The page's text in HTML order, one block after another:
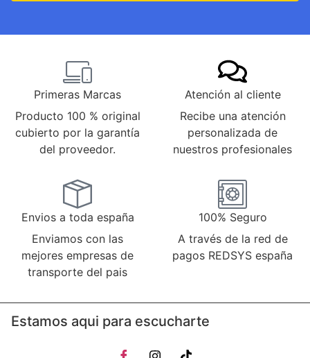
Primeras Marcas
Producto 100 % original
cubierto por la garantía
del proveedor.
Atención al cliente
Recibe una atención
personalizada de
nuestros profesionales
Envios a toda españa
Enviamos con las
mejores empresas de
transporte del pais
100% Seguro
A través de la red de
pagos REDSYS españa
Estamos aqui para escucharte